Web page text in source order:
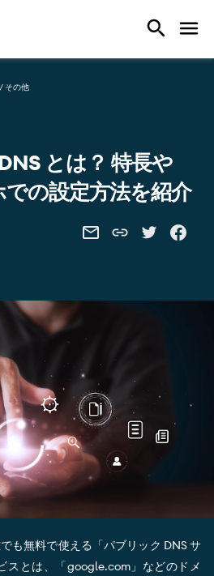
/ その他
とは？ 特長や
の設定方法を紹介
SHARE THIS VIA EMAIL
Share this link
SHARE THIS
SHARE
も無料で使える「パブリック DNS サ
スとは、「google.com」などのドメ